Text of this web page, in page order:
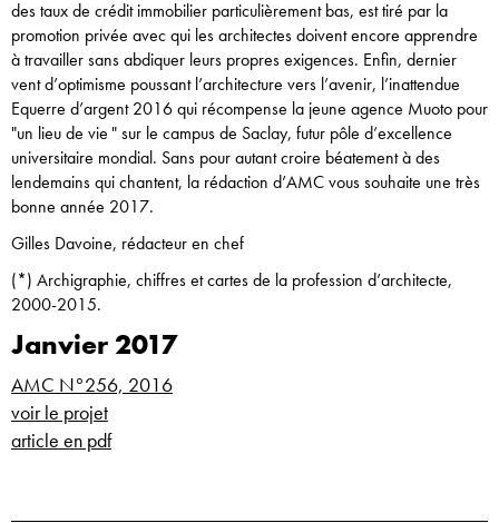
des taux de crédit immobilier particulièrement bas, est tiré par la
promotion privée avec qui les architectes doivent encore apprendre
à travailler sans abdiquer leurs propres exigences. Enfin, dernier
vent d’optimisme poussant l’architecture vers l’avenir, l’inattendue
Equerre d’argent 2016 qui récompense la jeune agence Muoto pour
"un lieu de vie " sur le campus de Saclay, futur pôle d’excellence
universitaire mondial. Sans pour autant croire béatement à des
lendemains qui chantent, la rédaction d’AMC vous souhaite une très
bonne année 2017.
Gilles Davoine, rédacteur en chef
(*) Archigraphie, chiffres et cartes de la profession d’architecte,
2000-2015.
Janvier 2017
AMC N°256, 2016
voir le projet
article en pdf